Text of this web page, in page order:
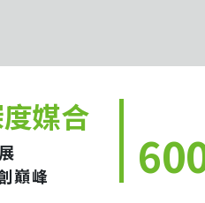
媒合
巔峰